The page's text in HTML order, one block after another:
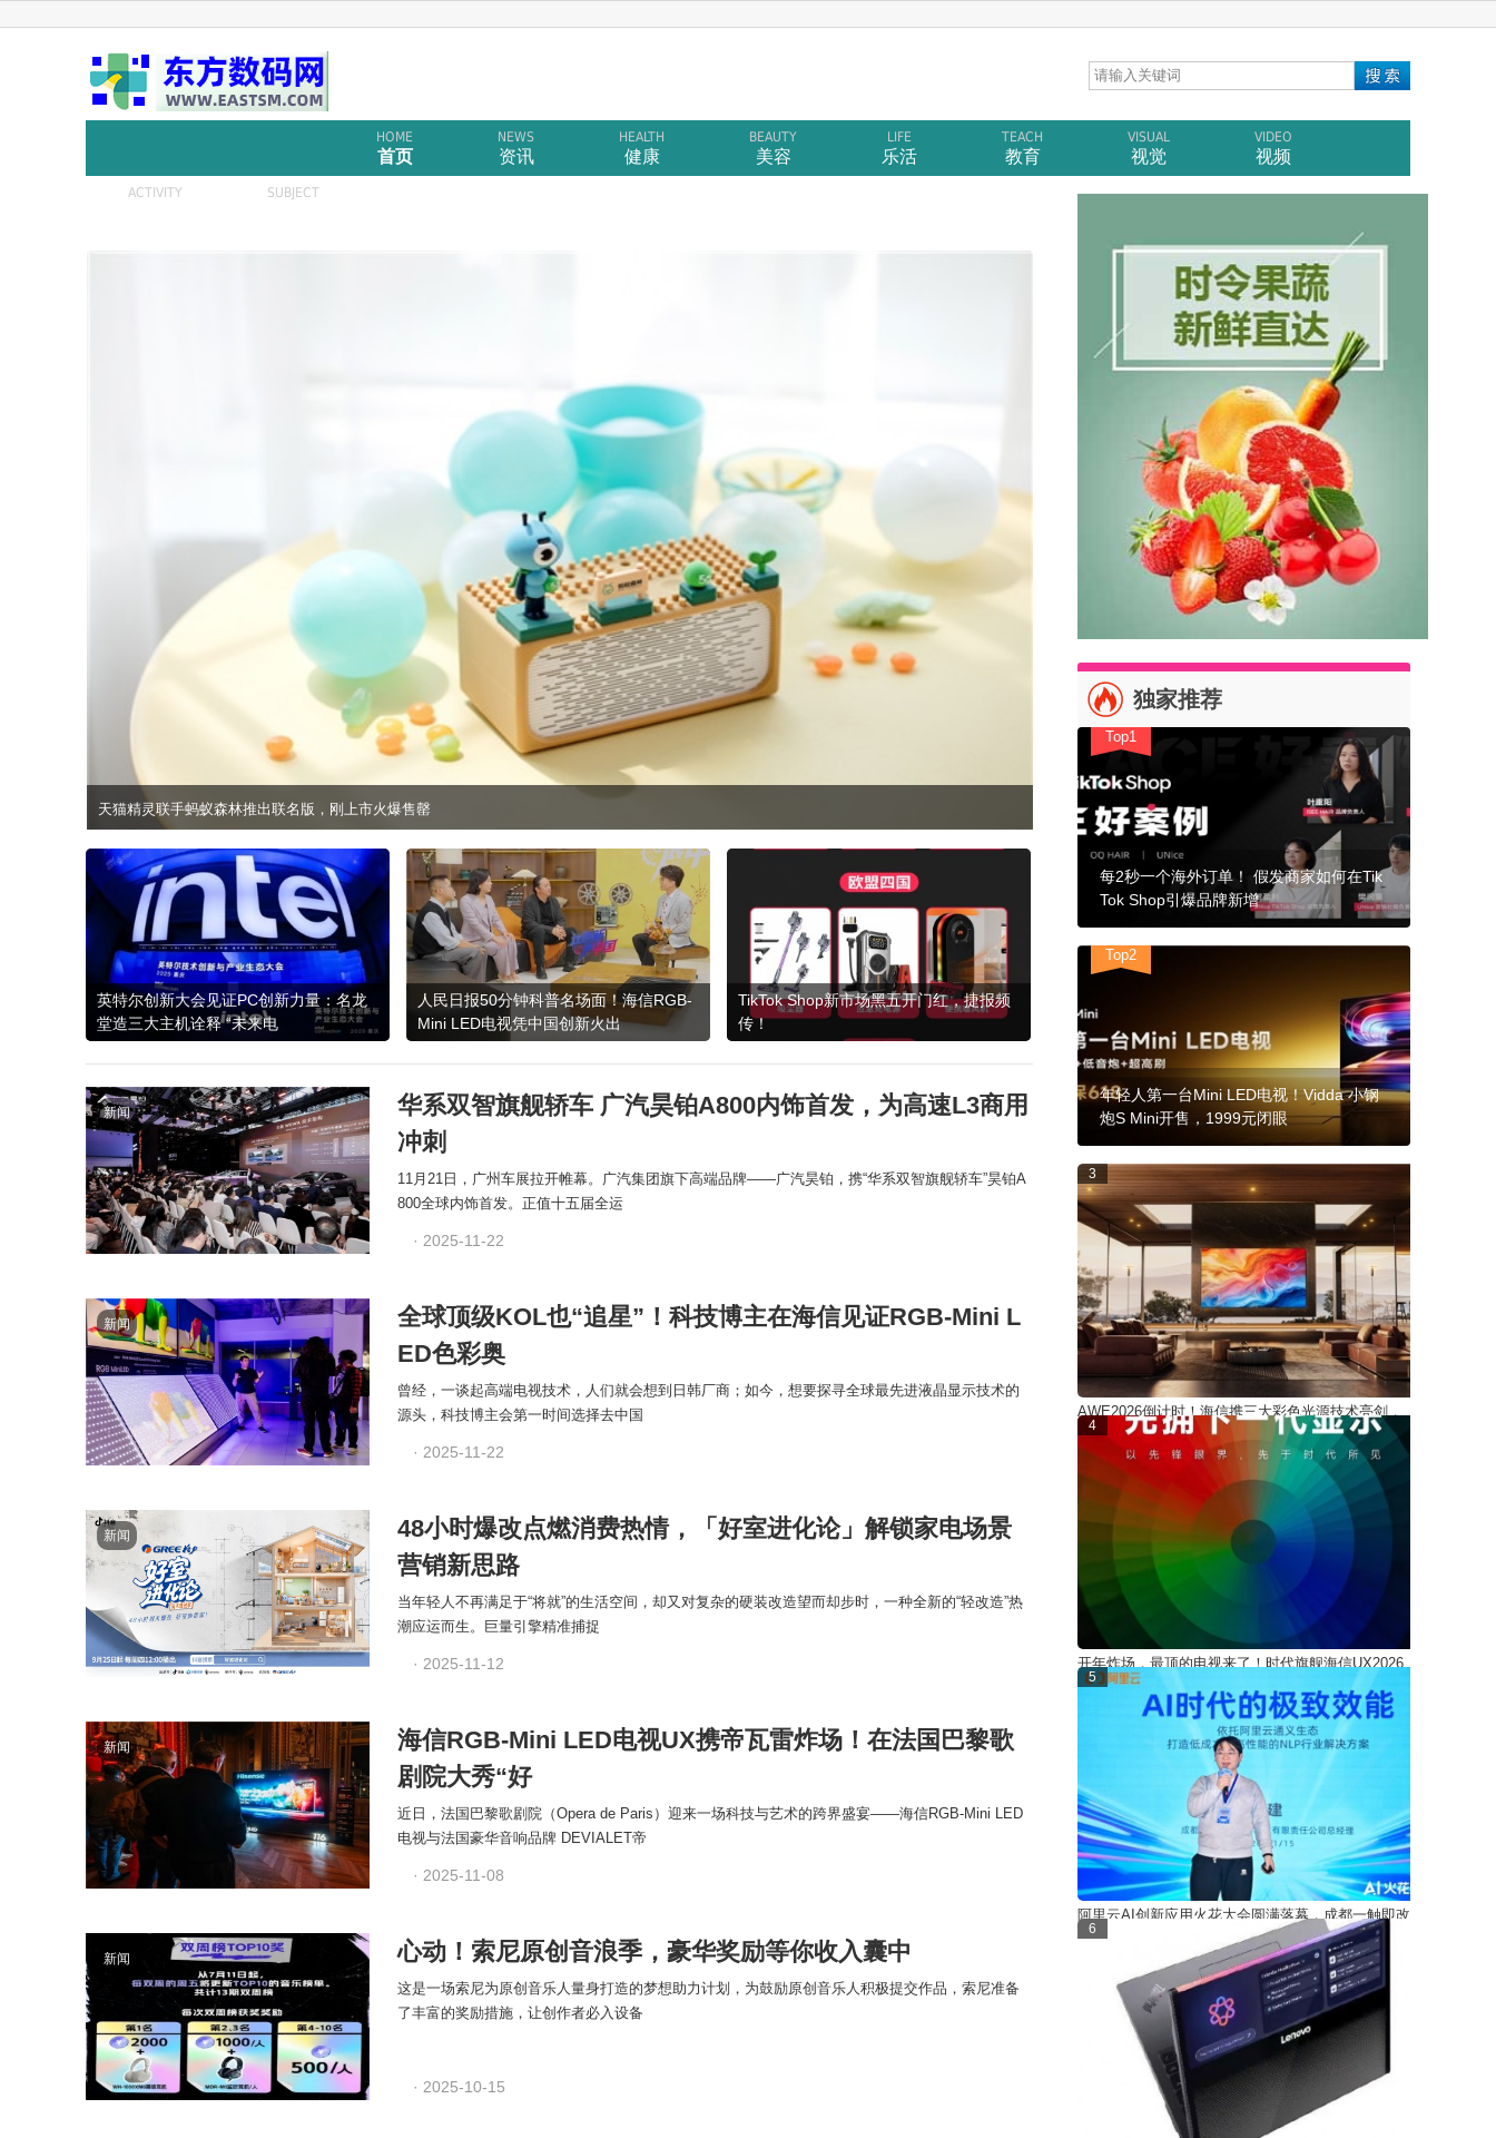
HOME
首页
NEWS
资讯
HEALTH
健康
BEAUTY
美容
LIFE
乐活
TEACH
教育
VISUAL
视觉
VIDEO
视频
ACTIVITY SUBJECT
独家推荐
Top1
每2秒一个海外订单！ 假发商家如何在Tik
Tok Shop引爆品牌新增
Top2
年轻人第一台Mini LED电视！Vidda 小钢
炮S Mini开售，1999元闭眼
3
AWE2026倒计时！海信携三大彩色光源技术亮剑，
UX2026款迎来国内
4
开年炸场，最顶的电视来了！时代旗舰海信UX2026
款定档3月5日
5
阿里云AI创新应用火花大会圆满落幕，成都一触即改
携手千问点亮教
6
天猫精灵联手蚂蚁森林推出联名版，刚上市火爆售罄
英特尔创新大会见证PC创新力量：名龙
堂造三大主机诠释 “未来电
人民日报50分钟科普名场面！海信RGB-
Mini LED电视凭中国创新火出
TikTok Shop新市场黑五开门红，捷报频
传！
新闻
华系双智旗舰轿车 广汽昊铂A800内饰首发，为高速L3商用
冲刺
11月21日，广州车展拉开帷幕。广汽集团旗下高端品牌——广汽昊铂，携“华系双智旗舰轿车”昊铂A
800全球内饰首发。正值十五届全运
· 2025-11-22
新闻
全球顶级KOL也“追星”！科技博主在海信见证RGB-Mini L
ED色彩奥
曾经，一谈起高端电视技术，人们就会想到日韩厂商；如今，想要探寻全球最先进液晶显示技术的
源头，科技博主会第一时间选择去中国
· 2025-11-22
新闻
48小时爆改点燃消费热情，「好室进化论」解锁家电场景
营销新思路
当年轻人不再满足于“将就”的生活空间，却又对复杂的硬装改造望而却步时，一种全新的“轻改造”热
潮应运而生。巨量引擎精准捕捉
· 2025-11-12
新闻
海信RGB-Mini LED电视UX携帝瓦雷炸场！在法国巴黎歌
剧院大秀“好
近日，法国巴黎歌剧院（Opera de Paris）迎来一场科技与艺术的跨界盛宴——海信RGB-Mini LED
电视与法国豪华音响品牌 DEVIALET帝
· 2025-11-08
新闻 心动！索尼原创音浪季，豪华奖励等你收入囊中
这是一场索尼为原创音乐人量身打造的梦想助力计划，为鼓励原创音乐人积极提交作品，索尼准备
了丰富的奖励措施，让创作者必入设备
· 2025-10-15